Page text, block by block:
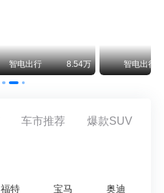
智电出行 8.54万 智电出行
车市推荐 爆款SUV
福特 宝马 奥迪